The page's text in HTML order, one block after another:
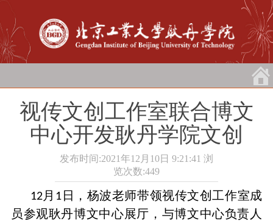
视传文创工作室联合博文
中心开发耿丹学院文创
发布时间:2021年12月10日 9:21:41 浏
览次数:449
12 月 1 日，杨波老师带领视传文创工作室成
员参观耿丹博文中心展厅，与博文中心负责人